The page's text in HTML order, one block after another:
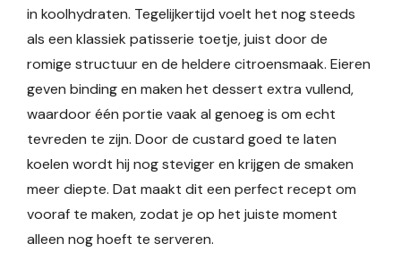
in koolhydraten. Tegelijkertijd voelt het nog steeds
als een klassiek patisserie toetje, juist door de
romige structuur en de heldere citroensmaak. Eieren
geven binding en maken het dessert extra vullend,
waardoor één portie vaak al genoeg is om echt
tevreden te zijn. Door de custard goed te laten
koelen wordt hij nog steviger en krijgen de smaken
meer diepte. Dat maakt dit een perfect recept om
vooraf te maken, zodat je op het juiste moment
alleen nog hoeft te serveren.